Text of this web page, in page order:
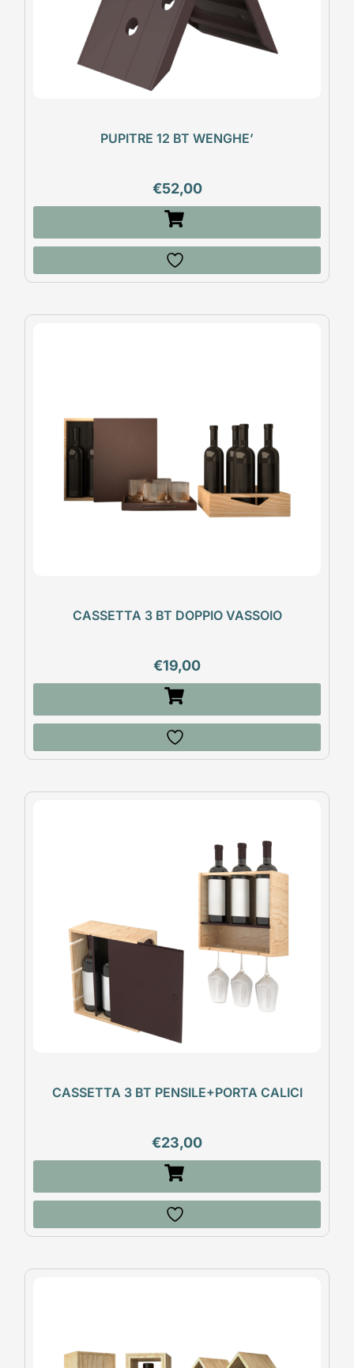
PUPITRE 12 BT WENGHE’
€52,00
CASSETTA 3 BT DOPPIO VASSOIO
€19,00
CASSETTA 3 BT PENSILE+PORTA CALICI
€23,00